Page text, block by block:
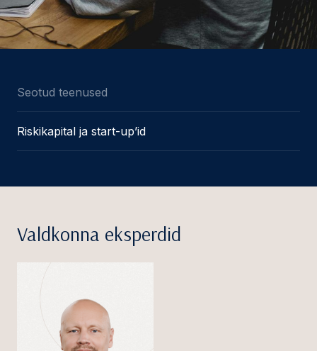
Seotud teenused
Riskikapital ja start-up’id
Valdkonna eksperdid